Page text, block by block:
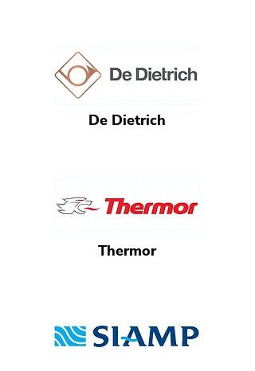
De Dietrich
Thermor